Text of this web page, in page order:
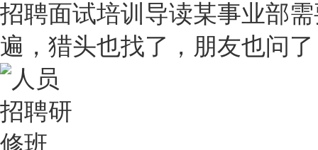
招聘面试培训导读某事业部
遍，猎头也找了，朋友也问